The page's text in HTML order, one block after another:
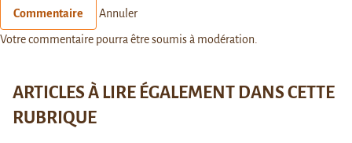
Commentaire Annuler
Votre commentaire pourra être soumis à modération.
ARTICLES À LIRE ÉGALEMENT DANS CETTE
RUBRIQUE